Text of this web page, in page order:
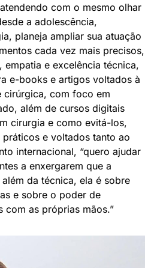
com o mesmo olhar
a adolescência,
planeja ampliar sua atuação
cada vez mais precisos,
empatia e excelência técnica,
e-books e artigos voltados à
cirúrgica, com foco em
além de cursos digitais
cirurgia e como evitá-los,
e voltados tanto ao
internacional, “quero ajudar
a enxergarem que a
da técnica, ela é sobre
e sobre o poder de
com as próprias mãos.”